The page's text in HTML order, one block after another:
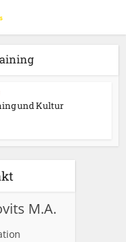
und Kultur
M.A.